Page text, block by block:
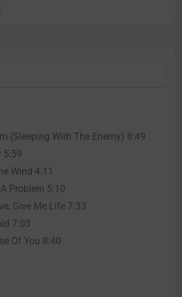
(Sleeping With The Enemy) 8:49
5:59
Wind 4:11
Problem 5:10
Give Me Life 7:33
7:03
Of You 8:40